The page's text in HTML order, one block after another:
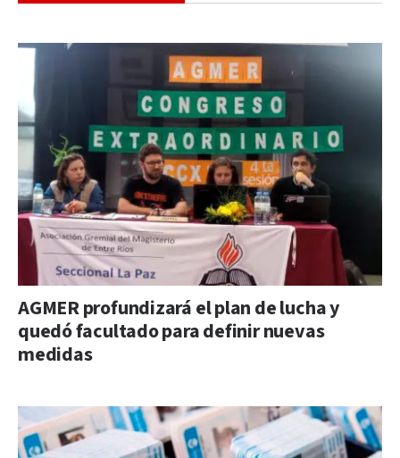
AGMER profundizará el plan de lucha y
quedó facultado para definir nuevas
medidas